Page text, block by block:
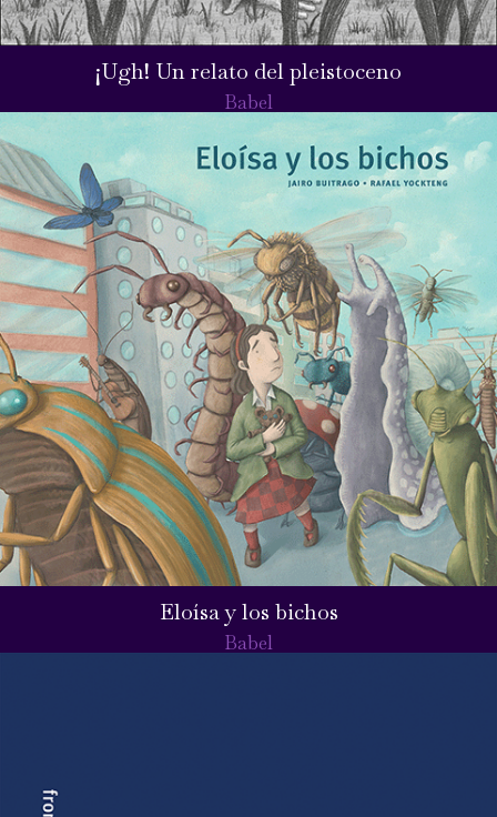
¡Ugh! Un relato del pleistoceno
Babel
Eloísa y los bichos
Babel